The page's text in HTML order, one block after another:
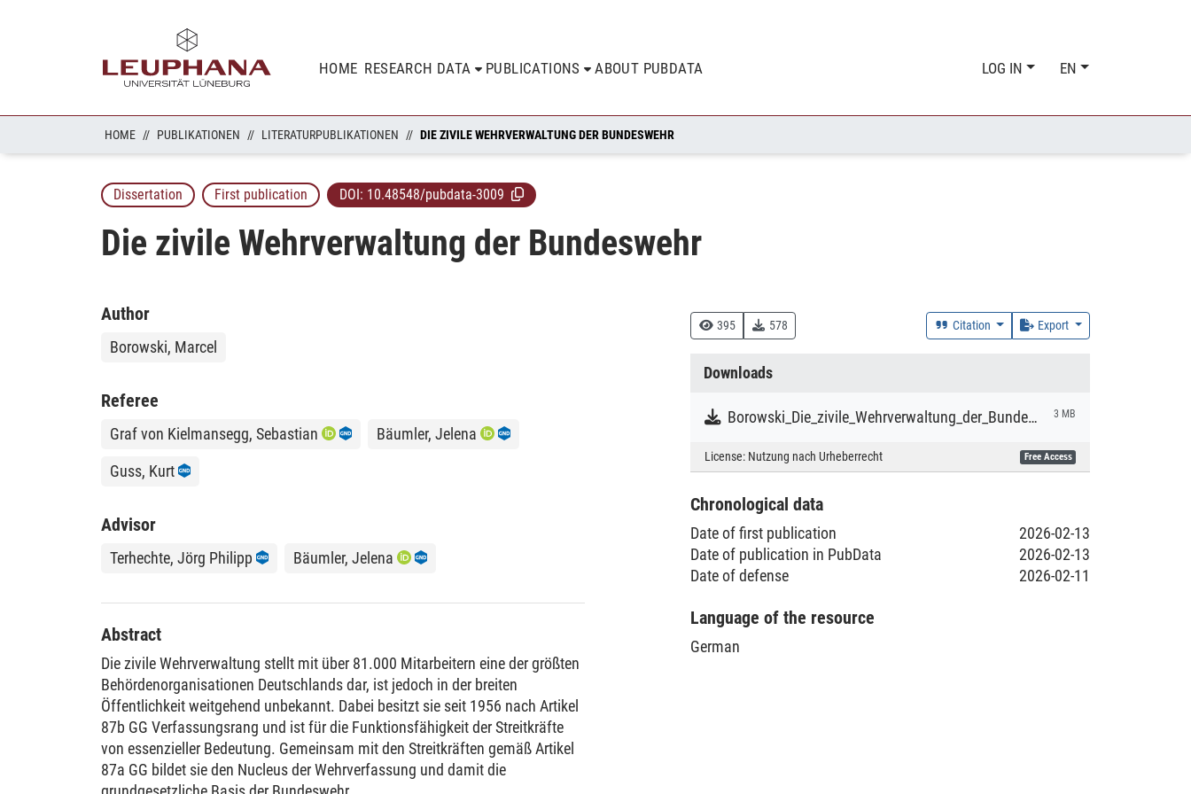
HOME RESEARCH DATA PUBLICATIONS ABOUT PUBDATA LOG IN EN
HOME PUBLIKATIONEN LITERATURPUBLIKATIONEN DIE ZIVILE WEHRVERWALTUNG DER BUNDESWEHR
Dissertation First publication DOI: 10.48548/pubdata-3009
Die zivile Wehrverwaltung der Bundeswehr
395 578 Citation Export
Downloads
Borowski_Die_zivile_Wehrverwaltung_der_Bundeswehr_Diss.pdf 3 MB
License: Nutzung nach Urheberrecht Free Access
Chronological data
Date of first publication
2026-02-13
Date of publication in PubData
2026-02-13
Date of defense
2026-02-11
Language of the resource
German
Author
Borowski, Marcel
Referee
Graf von Kielmansegg, Sebastian
Bäumler, Jelena
Guss, Kurt
Advisor
Terhechte, Jörg Philipp Bäumler, Jelena
Abstract
Die zivile Wehrverwaltung stellt mit über 81.000 Mitarbeitern eine der größten
Behördenorganisationen Deutschlands dar, ist jedoch in der breiten
Öffentlichkeit weitgehend unbekannt. Dabei besitzt sie seit 1956 nach Artikel
87b GG Verfassungsrang und ist für die Funktionsfähigkeit der Streitkräfte
von essenzieller Bedeutung. Gemeinsam mit den Streitkräften gemäß Artikel
87a GG bildet sie den Nucleus der Wehrverfassung und damit die